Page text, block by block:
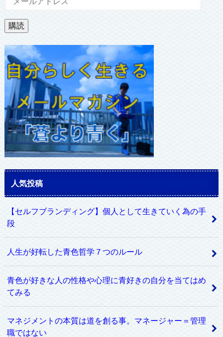
ル
ア
ド
レ
ス
購読
人気投稿
【セルフブランディング】個人として生きていく為の手
段
人生が好転した青色哲学７つのルール
青色が好きな人の性格や心理に青好きの自分を当てはめ
てみる
マネジメントの本質は道を創る事。マネージャー＝管理
職ではない